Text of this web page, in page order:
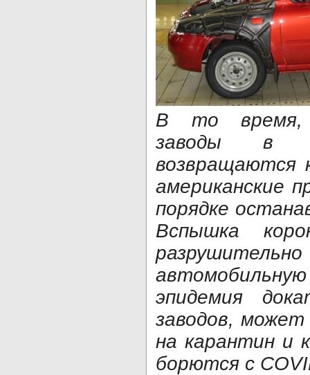
В то время,
заводы в
возвращаются
американские
порядке
Вспышка
эпидемия
заводов,
на карантин и
борются с